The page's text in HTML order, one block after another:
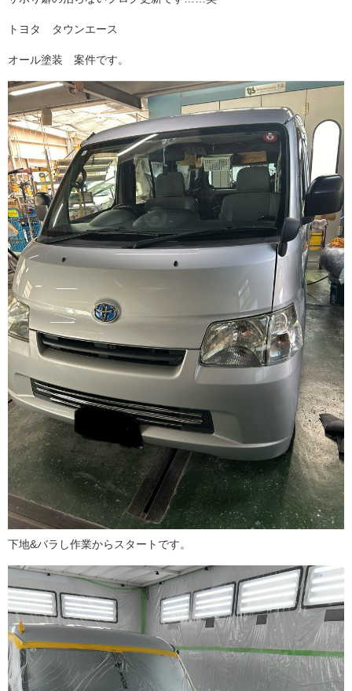
トヨタ タウンエース
オール塗装 案件です。
下地&バラし作業からスタートです。